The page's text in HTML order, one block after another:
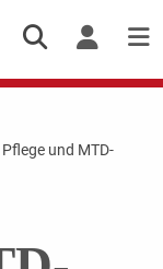
und MTD-